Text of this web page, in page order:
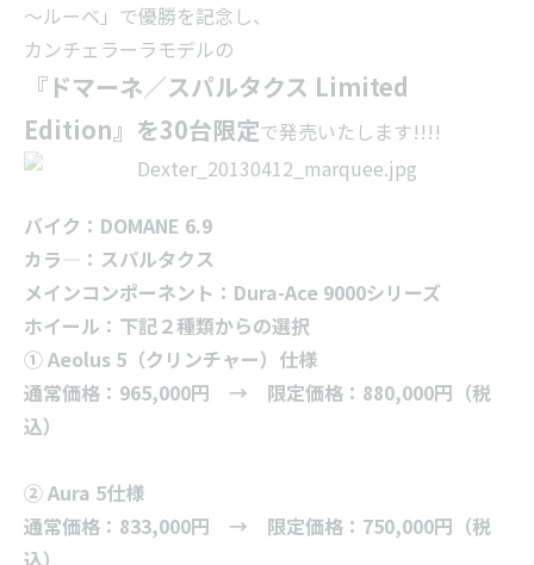
～ルーベ」で優勝を記念し、
カンチェラーラモデルの
『ドマーネ／スパルタクス Limited
Edition』を30台限定で発売いたします!!!!
バイク：DOMANE 6.9
カラ―：スパルタクス
メインコンポーネント：Dura-Ace 9000シリーズ
ホイール：下記２種類からの選択
① Aeolus 5（クリンチャー）仕様
通常価格：965,000円 → 限定価格：880,000円（税
込）
② Aura 5仕様
通常価格：833,000円 → 限定価格：750,000円（税
込）